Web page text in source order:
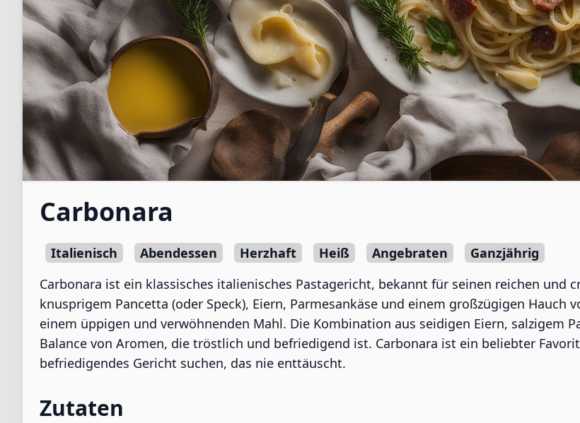
Carbonara
Italienisch Abendessen Herzhaft Heiß Angebraten
Ganzjährig
Carbonara ist ein klassisches italienisches Pastagericht, bekannt für seinen reichen und
knusprigem Pancetta (oder Speck), Eiern, Parmesankäse und einem großzügigen Hauch
einem üppigen und verwöhnenden Mahl. Die Kombination aus seidigen Eiern, salzigem
Balance von Aromen, die tröstlich und befriedigend ist. Carbonara ist ein beliebter
befriedigendes Gericht suchen, das nie enttäuscht.
Zutaten